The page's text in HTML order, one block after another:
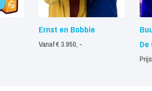
Ernst en Bobbie
Vanaf € 3.950, -